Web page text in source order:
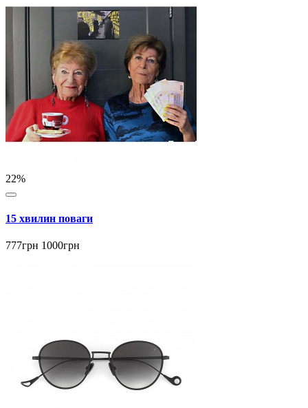
22%
15 хвилин поваги
777грн 1000грн